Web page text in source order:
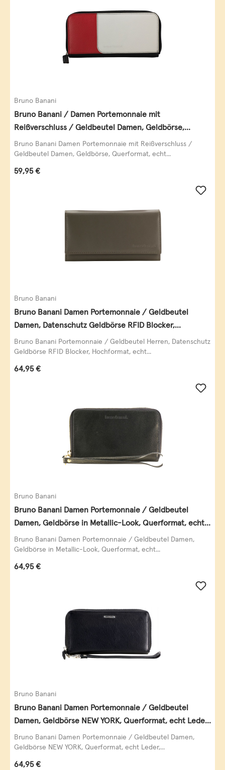
Bruno Banani
Bruno Banani / Damen Portemonnaie mit
Reißverschluss / Geldbeutel Damen, Geldbörse,
Querformat, echt Leder, black/white/red
Bruno Banani Damen Portemonnaie mit Reißverschluss /
Geldbeutel Damen, Geldbörse, Querformat, echt...
Regulärer Preis:
59,95 €
Bruno Banani
Bruno Banani Damen Portemonnaie / Geldbeutel
Damen, Datenschutz Geldbörse RFID Blocker,
Querformat, echt Leder, taupe
Bruno Banani Portemonnaie / Geldbeutel Herren, Datenschutz
Geldbörse RFID Blocker, Hochformat, echt...
Regulärer Preis:
64,95 €
Bruno Banani
Bruno Banani Damen Portemonnaie / Geldbeutel
Damen, Geldbörse in Metallic-Look, Querformat, echt
Leder, schwarz-gold
Bruno Banani Damen Portemonnaie / Geldbeutel Damen,
Geldbörse in Metallic-Look, Querformat, echt...
Regulärer Preis:
64,95 €
Bruno Banani
Bruno Banani Damen Portemonnaie / Geldbeutel
Damen, Geldbörse NEW YORK, Querformat, echt Leder,
schwarz
Bruno Banani Damen Portemonnaie / Geldbeutel Damen,
Geldbörse NEW YORK, Querformat, echt Leder,...
Regulärer Preis:
64,95 €